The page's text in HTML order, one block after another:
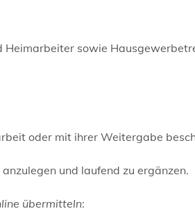
sowie
oder mit ihrer Weitergabe
und laufend zu ergänzen.
übermitteln: